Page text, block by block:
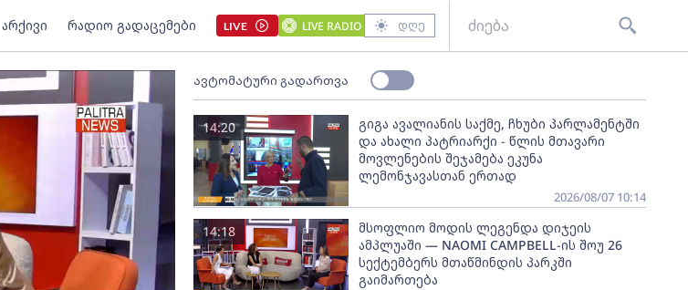
არქივი რადიო გადაცემები LIVE LIVE RADIO დღე
ავტომატური გადართვა
გიგა ავალიანის საქმე, ჩხუბი პარლამენტში
და ახალი პატრიარქი - წლის მთავარი
მოვლენების შეჯამება ეკუნა
ლემონჯავასთან ერთად
14:20
2026/08/07 10:14
მსოფლიო მოდის ლეგენდა დიჯეის
ამპლუაში — NAOMI CAMPBELL-ის შოუ 26
სექტემბერს მთაწმინდის პარკში
გაიმართება
14:18